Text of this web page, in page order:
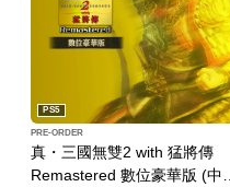
真・三國無雙2 with 猛將傳
Remastered 數位豪華版 (中日
PS5
PRE-ORDER